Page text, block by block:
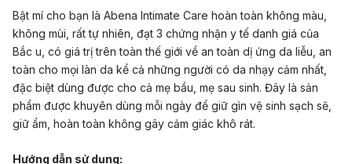
Bật mí cho bạn là Abena Intimate Care hoàn toàn không màu,
không mùi, rất tự nhiên, đạt 3 chứng nhận y tế danh giá của
Bắc u, có giá trị trên toàn thế giới về an toàn dị ứng da liễu, an
toàn cho mọi làn da kể cả những người có da nhạy cảm nhất,
đặc biệt dùng được cho cả mẹ bầu, mẹ sau sinh. Đây là sản
phẩm được khuyên dùng mỗi ngày để giữ gìn vệ sinh sạch sẽ,
giữ ẩm, hoàn toàn không gây cảm giác khô rát.
Hướng dẫn sử dụng: